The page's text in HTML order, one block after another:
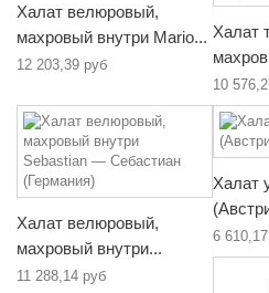
Халат велюровый,
махровый внутри Mario...
12 203,39 руб
Халат
10
Халат велюровый,
махровый внутри...
11 288,14 руб
Халат
6